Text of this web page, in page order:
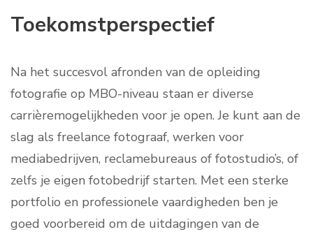
Toekomstperspectief
Na het succesvol afronden van de opleiding
fotografie op MBO-niveau staan er diverse
carrièremogelijkheden voor je open. Je kunt aan de
slag als freelance fotograaf, werken voor
mediabedrijven, reclamebureaus of fotostudio’s, of
zelfs je eigen fotobedrijf starten. Met een sterke
portfolio en professionele vaardigheden ben je
goed voorbereid om de uitdagingen van de